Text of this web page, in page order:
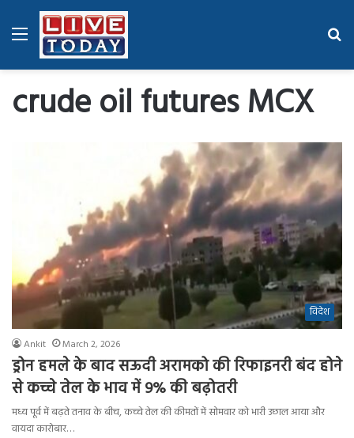
Menu
crude oil futures MCX
विदेश
Ankit March 2, 2026
ड्रोन हमले के बाद सऊदी अरामको की रिफाइनरी बंद होने
से कच्चे तेल के भाव में 9% की बढ़ोतरी
मध्य पूर्व में बढ़ते तनाव के बीच, कच्चे तेल की कीमतों में सोमवार को भारी उछाल आया और
वायदा कारोबार…